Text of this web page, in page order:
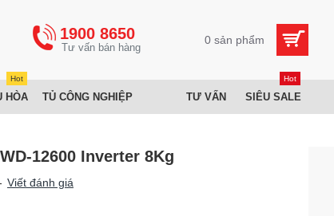
1900 8650 0 sản phẩm
HÒA
Hot
TỦ CÔNG NGHIỆP TƯ VẤN SIÊU SALE
Hot
12600 Inverter 8Kg
Viết đánh giá